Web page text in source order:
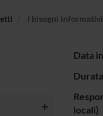
I bisogni
Data
locali)